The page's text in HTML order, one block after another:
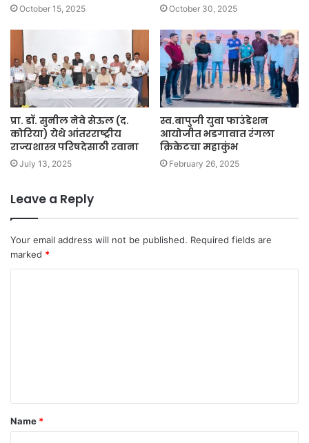
October 15, 2025 October 30, 2025
प्रा. डॉ. सुनील नेवे सेऊल (द.
कोरिया) येथे आंतरराष्ट्रीय
राज्यशास्त्र परिषदेसाठी रवाना
July 13, 2025
स्व.बापुजी युवा फाउंडेशन
आयोजीत भडगावात रंगला
क्रिकेटचा महाकुंभ
February 26, 2025
Leave a Reply
Your email address will not be published. Required fields are
marked *
t
*
Name *